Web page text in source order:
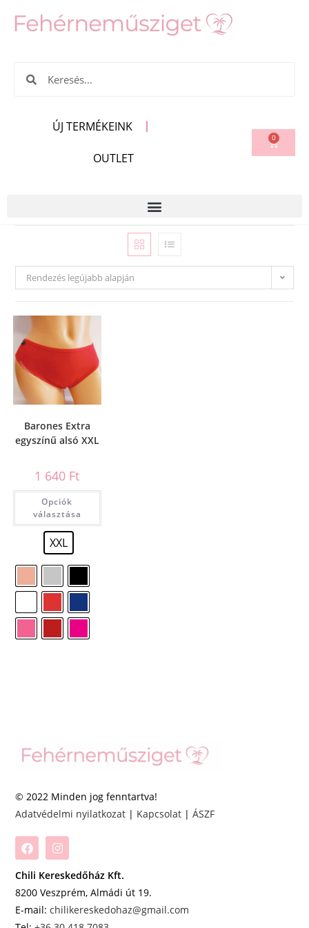
ÚJ TERMÉKEINK
OUTLET
0
Rendezés legújabb alapján
Barones Extra
egyszínű alsó XXL
1 640 Ft
Opciók
választása
XXL
© 2022 Minden jog fenntartva!
Adatvédelmi nyilatkozat | Kapcsolat |ÁSZF
Chili Kereskedőház Kft.
8200 Veszprém, Almádi út 19.
E-mail:chilikereskedohaz@gmail.com